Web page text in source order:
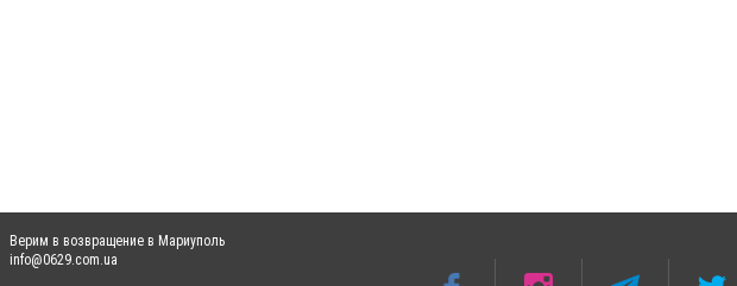
Верим в возвращение в Мариуполь
info@0629.com.ua